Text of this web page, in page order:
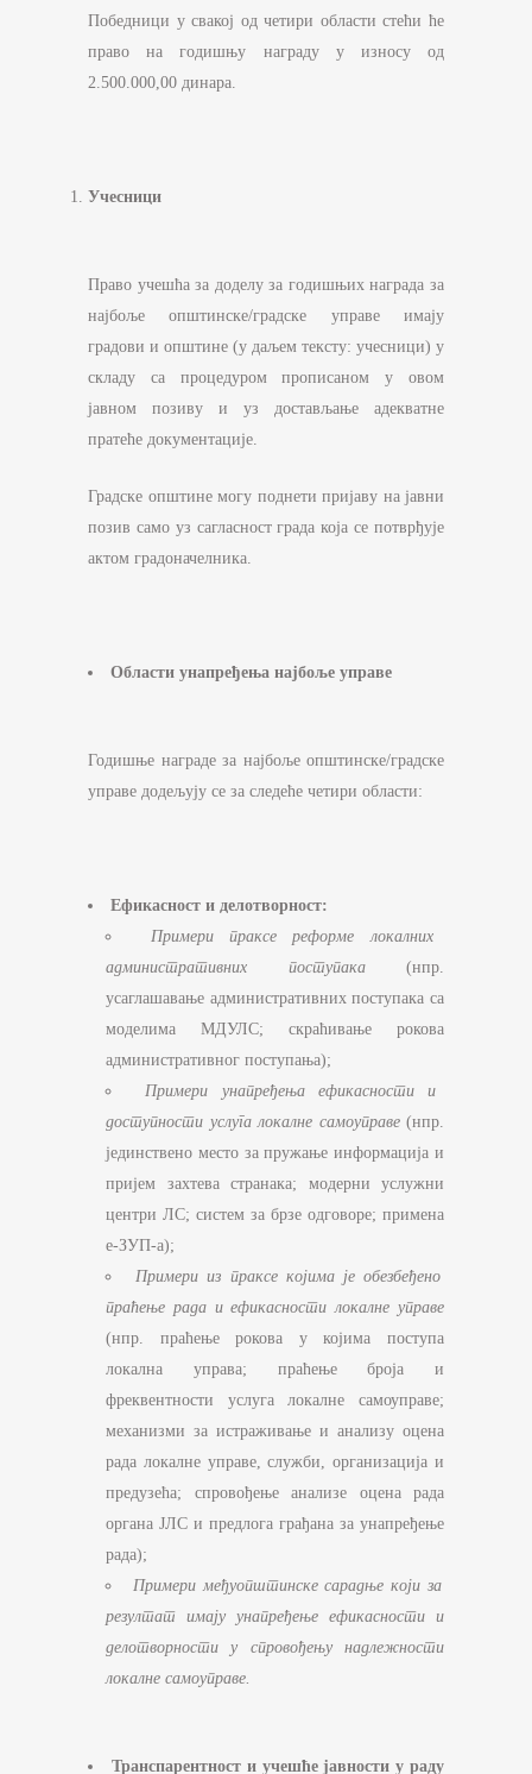
Победници у свакој од четири области стећи ће
право на годишњу награду у износу од
2.500.000,00 динара.
Учесници
Право учешћа за доделу за годишњих награда за
најбоље општинске/градске управе имају
градови и општине (у даљем тексту: учесници) у
складу са процедуром прописаном у овом
јавном позиву и уз достављање адекватне
пратеће документације.
Градске општине могу поднети пријаву на јавни
позив само уз сагласност града која се потврђује
актом градоначелника.
Области унапређења најбоље управе
Годишње награде за најбоље општинске/градске
управе додељују се за следеће четири области:
Ефикасност и делотворност:
Примери праксе реформе локалних
административних поступака(нпр.
усаглашавање административних поступака са
моделима МДУЛС; скраћивање рокова
административног поступања);
Примери унапређења ефикасности и
доступности услуга локалне самоуправе(нпр.
јединствено место за пружање информација и
пријем захтева странака; модерни услужни
центри ЛС; систем за брзе одговоре; применa
е-ЗУП-а);
Примери из праксе којима је обезбеђено
праћење рада и ефикасности локалне управе
(нпр. праћење рокова у којима поступа
локална управа; праћење броја и
фреквентности услуга локалне самоуправе;
механизми за истраживање и анализу оцена
рада локалне управе, служби, организација и
предузећа; спровођење анализе оцена рада
органа ЈЛС и предлога грађана за унапређење
рада);
Примери међуопштинске сарадње који за
резултат имају унапређење ефикасности и
делотворности у спровођењу надлежности
локалне самоуправе.
Транспарентност и учешће јавности у раду